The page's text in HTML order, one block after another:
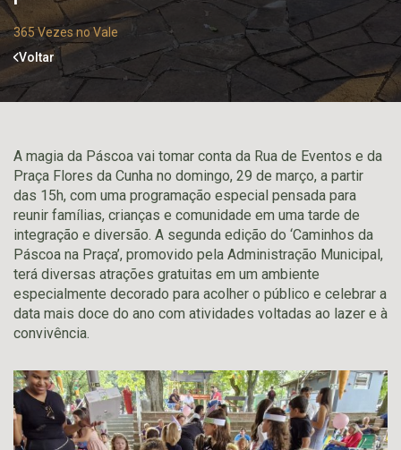
365 Vezes no Vale
Voltar
A magia da Páscoa vai tomar conta da Rua de Eventos e da
Praça Flores da Cunha no domingo, 29 de março, a partir
das 15h, com uma programação especial pensada para
reunir famílias, crianças e comunidade em uma tarde de
integração e diversão. A segunda edição do ‘Caminhos da
Páscoa na Praça’, promovido pela Administração Municipal,
terá diversas atrações gratuitas em um ambiente
especialmente decorado para acolher o público e celebrar a
data mais doce do ano com atividades voltadas ao lazer e à
convivência.